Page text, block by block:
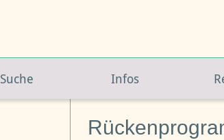
Suche Infos